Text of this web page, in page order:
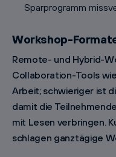
Sparprogramm
Workshop-
Remote- und Hybrid-
Collaboration-Tools
Arbeit; schwieriger ist
damit die
mit Lesen verbringen.
schlagen ganztägige